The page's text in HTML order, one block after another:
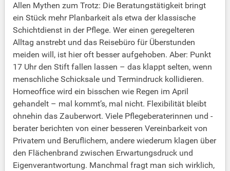
Allen Mythen zum Trotz: Die Beratungstätigkeit bringt
ein Stück mehr Planbarkeit als etwa der klassische
Schichtdienst in der Pflege. Wer einen geregelteren
Alltag anstrebt und das Reisebüro für Überstunden
meiden will, ist hier oft besser aufgehoben. Aber: Punkt
17 Uhr den Stift fallen lassen – das klappt selten, wenn
menschliche Schicksale und Termindruck kollidieren.
Homeoffice wird ein bisschen wie Regen im April
gehandelt – mal kommt’s, mal nicht. Flexibilität bleibt
ohnehin das Zauberwort. Viele Pflegeberaterinnen und -
berater berichten von einer besseren Vereinbarkeit von
Privatem und Beruflichem, andere wiederum klagen über
den Flächenbrand zwischen Erwartungsdruck und
Eigenverantwortung. Manchmal fragt man sich wirklich,